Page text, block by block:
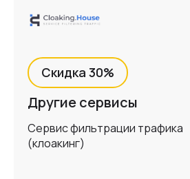
Другие сервисы
Сервис фильтрации трафика
(клоакинг)
Скидка 30%